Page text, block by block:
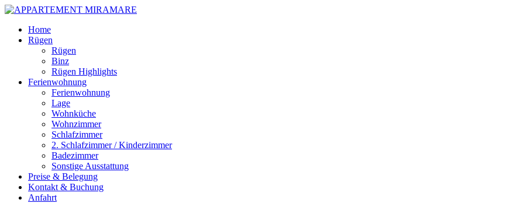
Skip
Home
Rügen
Rügen
Binz
Rügen Highlights
Ferienwohnung
Ferienwohnung
Lage
Wohnküche
Wohnzimmer
Schlafzimmer
2. Schlafzimmer / Kinderzimmer
Badezimmer
Sonstige Ausstattung
Preise & Belegung
Kontakt & Buchung
Anfahrt